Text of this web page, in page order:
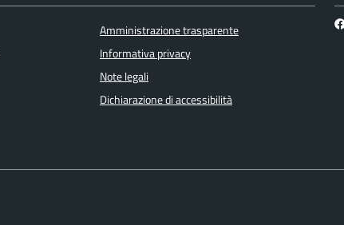
Amministrazione trasparente
Informativa privacy
Note legali
Dichiarazione di accessibilità